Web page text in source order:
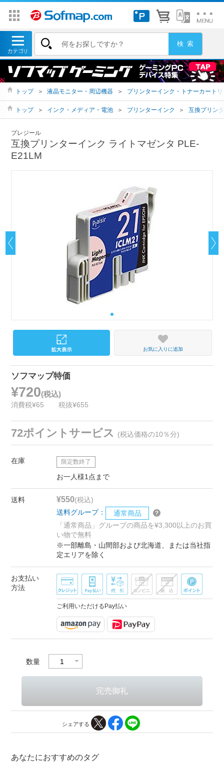
トップ ＞ 液晶モニター・周辺機器 ＞ プリンターインク・トナーカートリ
トップ ＞ インク・メディア・電池 ＞ プリンターインク ＞ 互換プリン
プレジール
互換プリンターインク ライトマゼンタ PLE-
E21LM
お気に入りに追加
ソフマップ特価
¥720(税込)
消費税¥65 税抜¥655
72ポイントサービス (税込価格の10％分)
在庫 限定数終了
お一人様1点まで
送料 ¥550(税込)
送料グループ：
通常商品
「通常商品」グループの商品を¥3,300以上のお買
い物で無料
※一部離島・山間部および北海道、または当社指
定エリアを除く
お支払い
方法
ご利用いただけるPay払い
数量
シェアする
あなたにおすすめのタグ